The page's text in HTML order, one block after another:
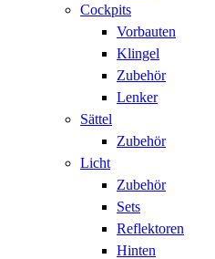
Cockpits
Vorbauten
Klingel
Zubehör
Lenker
Sättel
Zubehör
Licht
Zubehör
Sets
Reflektoren
Hinten